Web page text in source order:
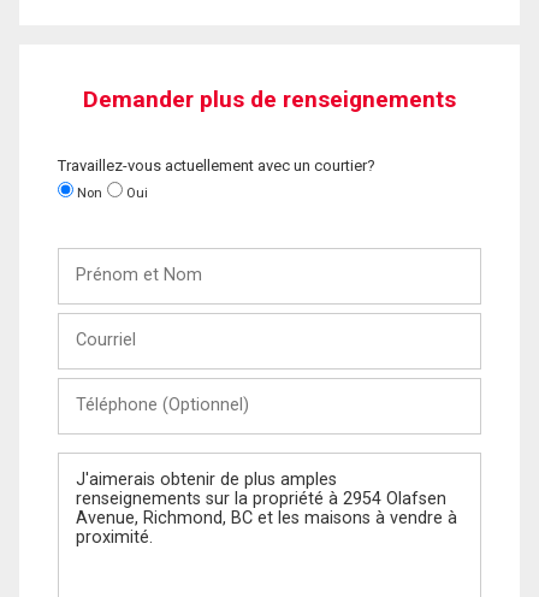
Demander plus de renseignements
Travaillez-vous actuellement avec un courtier?
Non Oui
Nom
(Optionnel)
Message